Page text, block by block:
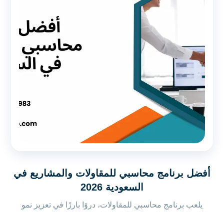
أفضل برنامج محاسبي للمقاولات والمشاريع في
السعودية 2026
يلعب برنامج محاسبي للمقاولات، دروًا بارزًا في تعزيز نمو